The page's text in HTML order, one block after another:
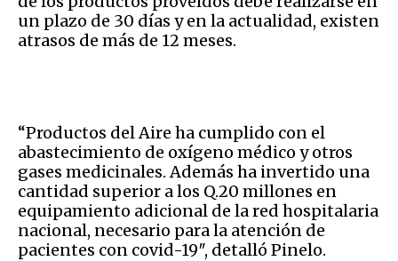
un plazo de 30 días y en la actualidad, existen
atrasos de más de 12 meses.
“Productos del Aire ha cumplido con el
abastecimiento de oxígeno médico y otros
gases medicinales. Además ha invertido una
cantidad superior a los Q.20 millones en
equipamiento adicional de la red hospitalaria
nacional, necesario para la atención de
pacientes con covid-19″, detalló Pinelo.